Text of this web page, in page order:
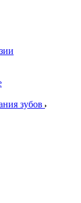
зубов